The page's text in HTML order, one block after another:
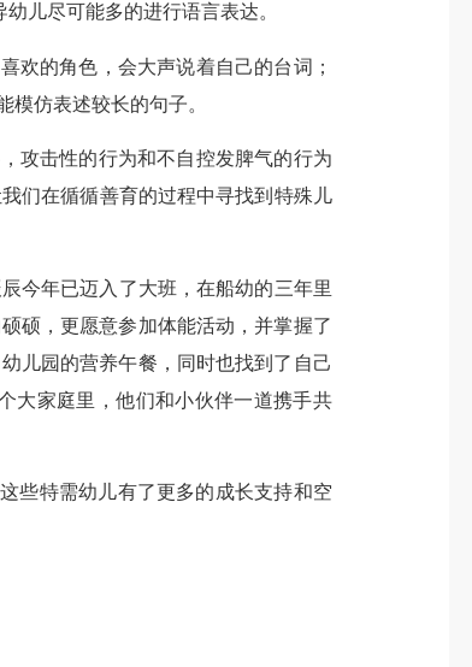
儿尽可能多的进行语言表达。
欢的角色，会大声说着自己的台词；
仿表述较长的句子。
攻击性的行为和不自控发脾气的行为
们在循循善育的过程中寻找到特殊儿
今年已迈入了大班，在船幼的三年里
硕，更愿意参加体能活动，并掌握了
儿园的营养午餐，同时也找到了自己
大家庭里，他们和小伙伴一道携手共
些特需幼儿有了更多的成长支持和空